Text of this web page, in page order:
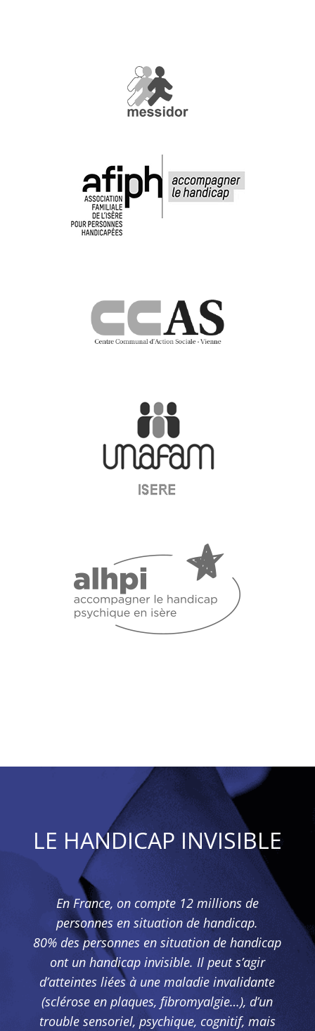
LE HANDICAP INVISIBLE
En France, on compte 12 millions de
personnes en situation de handicap.
80% des personnes en situation de handicap
ont un handicap invisible. Il peut s’agir
d’atteintes liées à une maladie invalidante
(sclérose en plaques, fibromyalgie…), d’un
trouble sensoriel, psychique, cognitif, mais